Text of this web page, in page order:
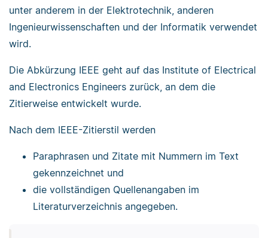
unter anderem in der Elektrotechnik, anderen
Ingenieurwissenschaften und der Informatik verwendet
wird.
Die Abkürzung IEEE geht auf das Institute of Electrical
and Electronics Engineers zurück, an dem die
Zitierweise entwickelt wurde.
Nach dem IEEE-Zitierstil werden
Paraphrasen und Zitate mit Nummern im Text
gekennzeichnet und
die vollständigen Quellenangaben im
Literaturverzeichnis angegeben.